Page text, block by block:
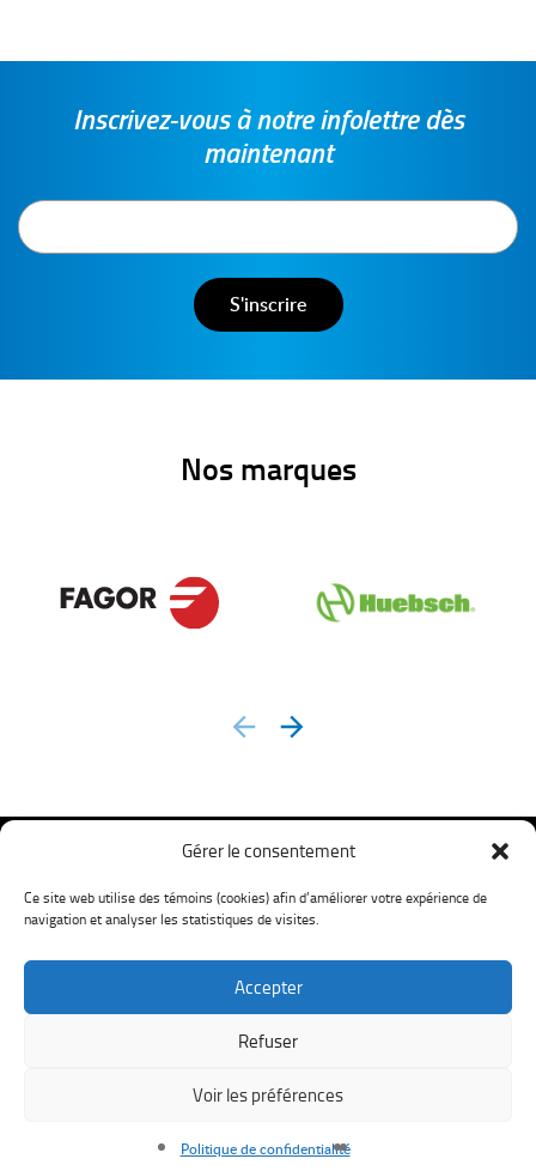
Gérer le consentement
Ce site web utilise des témoins (cookies) afin d’améliorer votre expérience de
navigation et analyser les statistiques de visites.
Accepter
Refuser
Voir les préférences
Politique de confidentialité
Inscrivez-vous à notre infolettre dès
maintenant
Nos marques
prev next
Mon LavXel
Politique de confidentialité
Oktane